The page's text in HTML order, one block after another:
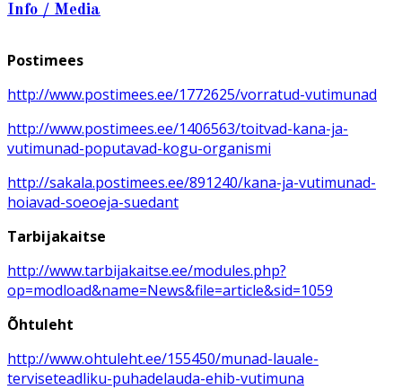
Info / Media
Postimees
http://www.postimees.ee/1772625/vorratud-vutimunad
http://www.postimees.ee/1406563/toitvad-kana-ja-
vutimunad-poputavad-kogu-organismi
http://sakala.postimees.ee/891240/kana-ja-vutimunad-
hoiavad-soeoeja-suedant
Tarbijakaitse
http://www.tarbijakaitse.ee/modules.php?
op=modload&name=News&file=article&sid=1059
Õhtuleht
http://www.ohtuleht.ee/155450/munad-lauale-
terviseteadliku-puhadelauda-ehib-vutimuna